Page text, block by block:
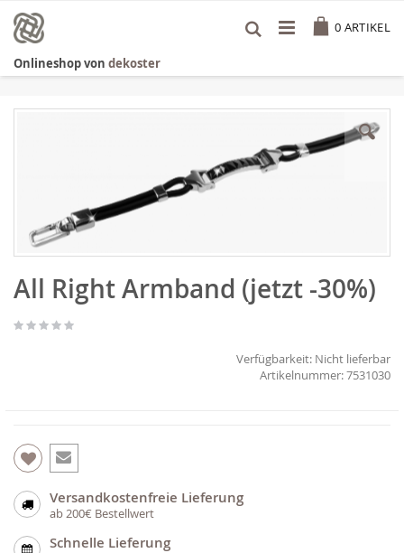
Inhalt
springen
0 ARTIKEL
Onlineshop von dekoster
Anfang
der
springen
All Right Armband (jetzt -30%)
Verfügbarkeit: Nicht lieferbar
7531030
Versandkostenfreie Lieferung
ab 200€ Bestellwert
Schnelle Lieferung